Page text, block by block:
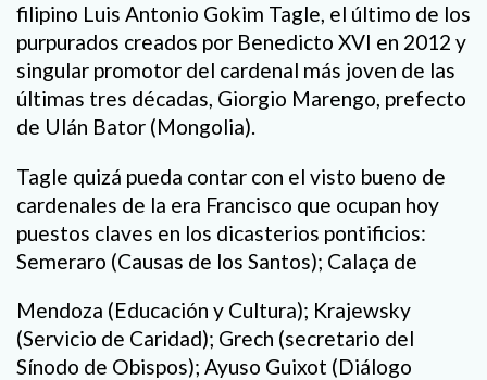
filipino Luis Antonio Gokim Tagle, el último de los
purpurados creados por Benedicto XVI en 2012 y
singular promotor del cardenal más joven de las
últimas tres décadas, Giorgio Marengo, prefecto
de Ulán Bator (Mongolia).
Tagle quizá pueda contar con el visto bueno de
cardenales de la era Francisco que ocupan hoy
puestos claves en los dicasterios pontificios:
Semeraro (Causas de los Santos); Calaça de
Mendoza (Educación y Cultura); Krajewsky
(Servicio de Caridad); Grech (secretario del
Sínodo de Obispos); Ayuso Guixot (Diálogo